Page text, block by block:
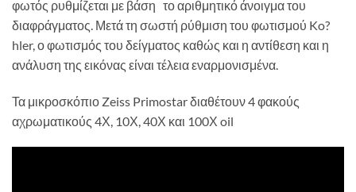
φωτός ρυθμίζεται με βάση το αριθμητικό άνοιγμα του
διαφράγματος. Μετά τη σωστή ρύθμιση του φωτισμού Ko?
hler, ο φωτισμός του δείγματος καθώς και η αντίθεση και η
ανάλυση της εικόνας είναι τέλεια εναρμονισμένα.
Τα μικροσκόπιο Zeiss Primostar διαθέτουν 4 φακούς
αχρωματικούς 4Χ, 10Χ, 40Χ και 100Χ oil